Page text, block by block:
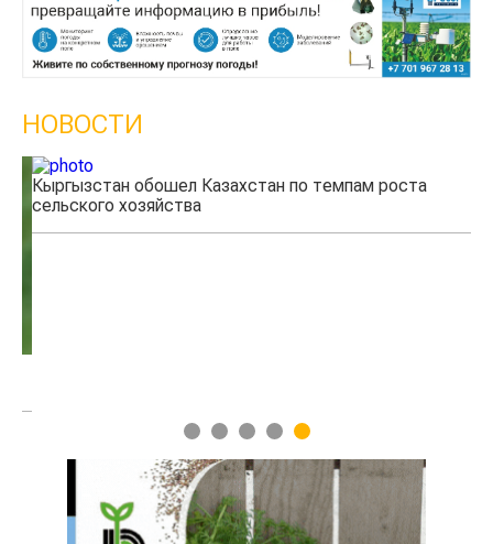
НОВОСТИ
Кыргызстан обошел Казахстан по темпам роста
сельского хозяйства
1 2 3 4 5